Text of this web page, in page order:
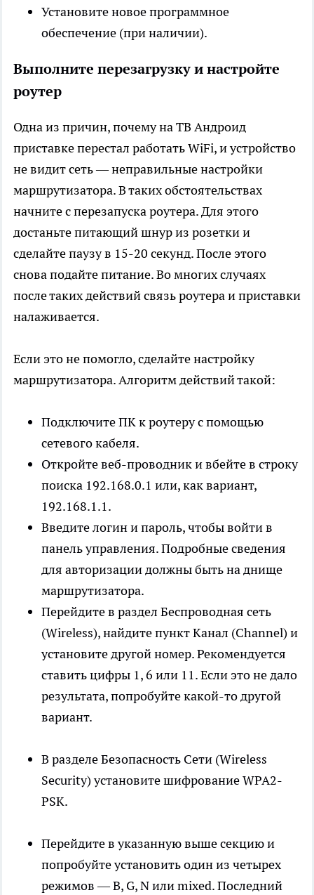
Установите новое программное
обеспечение (при наличии).
Выполните перезагрузку и настройте
роутер
Одна из причин, почему на ТВ Андроид
приставке перестал работать WiFi, и устройство
не видит сеть — неправильные настройки
маршрутизатора. В таких обстоятельствах
начните с перезапуска роутера. Для этого
достаньте питающий шнур из розетки и
сделайте паузу в 15-20 секунд. После этого
снова подайте питание. Во многих случаях
после таких действий связь роутера и приставки
налаживается.
Если это не помогло, сделайте настройку
маршрутизатора. Алгоритм действий такой:
Подключите ПК к роутеру с помощью
сетевого кабеля.
Откройте веб-проводник и вбейте в строку
поиска 192.168.0.1 или, как вариант,
192.168.1.1.
Введите логин и пароль, чтобы войти в
панель управления. Подробные сведения
для авторизации должны быть на днище
маршрутизатора.
Перейдите в раздел Беспроводная сеть
(Wireless), найдите пункт Канал (Channel) и
установите другой номер. Рекомендуется
ставить цифры 1, 6 или 11. Если это не дало
результата, попробуйте какой-то другой
вариант.
В разделе Безопасность Сети (Wireless
Security) установите шифрование WPA2-
PSK.
Перейдите в указанную выше секцию и
попробуйте установить один из четырех
режимов — B, G, N или mixed. Последний